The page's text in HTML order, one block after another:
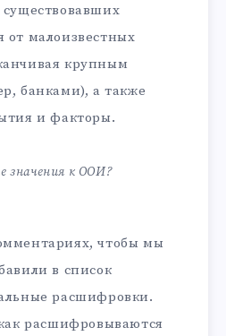
малоизвестных
крупным
банками), а также
и факторы.
значения к ООИ?
чтобы мы
в список
расшифровки.
расшифровываются